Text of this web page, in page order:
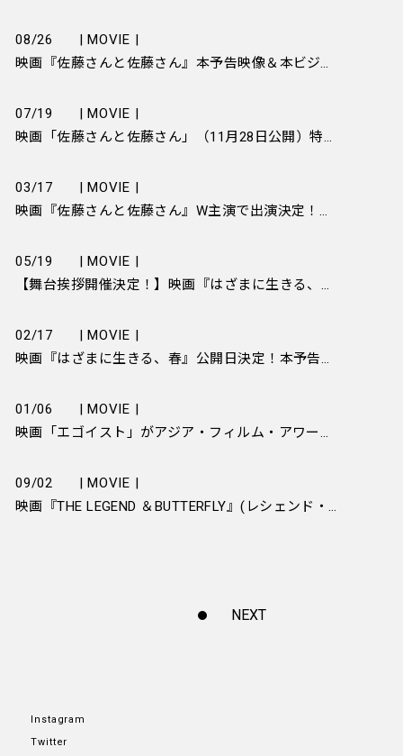
08/26
| MOVIE |
映画『佐藤さんと佐藤さん』本予告映像＆本ビジュアルが完成
07/19
| MOVIE |
映画「佐藤さんと佐藤さん」（11月28日公開）特報映像が公開となりました
03/17
| MOVIE |
映画『佐藤さんと佐藤さん』W主演で出演決定！第49回香港国際映画祭【Fantastic Beats部門】出品決定！
05/19
| MOVIE |
【舞台挨拶開催決定！】映画『はざまに生きる、春』初日舞台挨拶のチケット販売スケジュールについて
02/17
| MOVIE |
映画『はざまに生きる、春』公開日決定！本予告＆ポスタービジュアルが解禁！
01/06
| MOVIE |
映画「エゴイスト」がアジア・フィルム・アワードにて3部門ノミネートされました！
09/02
| MOVIE |
映画『THE LEGEND ＆BUTTERFLY』(レシェンド・アンド・バタフライ)に出演することが決定致しました！
NEXT
Instagram
Twitter